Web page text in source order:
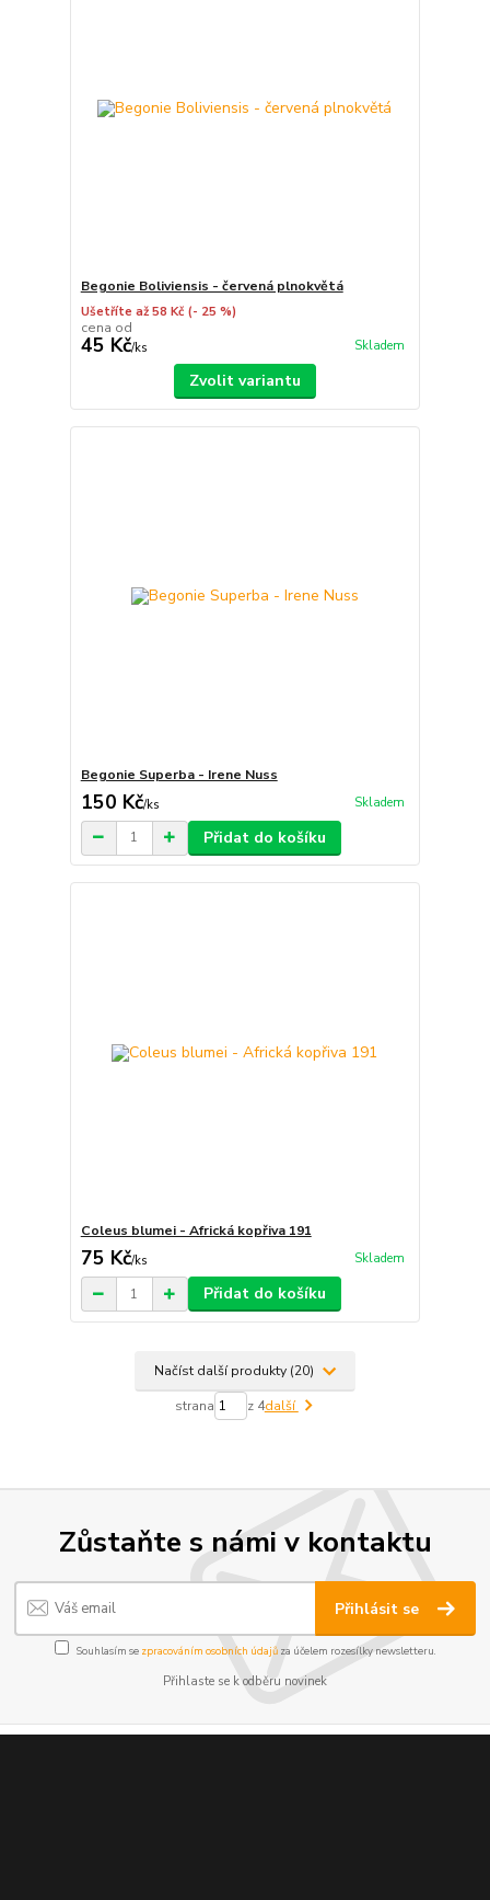
Begonie Boliviensis - červená plnokvětá
Ušetříte až 58 Kč (- 25 %)
cena od
45 Kč/ks Skladem
Zvolit variantu
Begonie Superba - Irene Nuss
150 Kč/ks Skladem
Přidat do košíku
Coleus blumei - Africká kopřiva 191
75 Kč/ks Skladem
Přidat do košíku
Načíst další produkty (20)
strana z 4další
Zůstaňte s námi v kontaktu
Přihlásit se
Souhlasím se zpracováním osobních údajůza účelem rozesílky newsletteru.
Přihlaste se k odběru novinek